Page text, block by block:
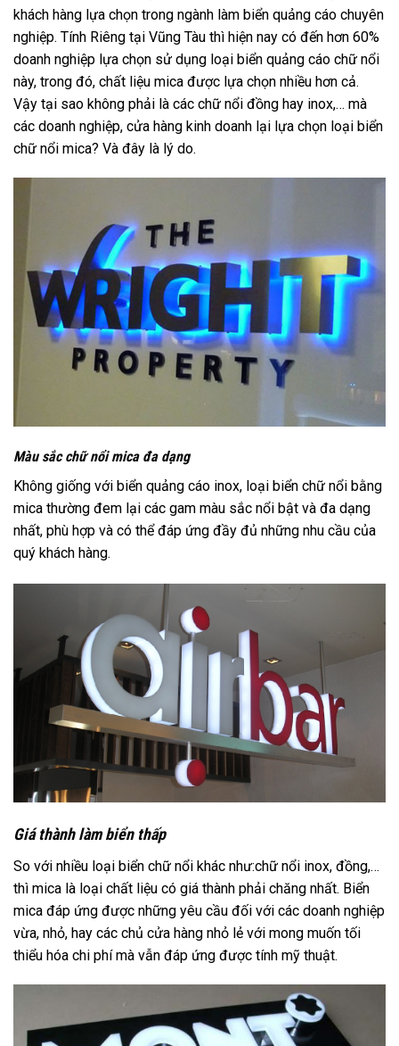
khách hàng lựa chọn trong ngành làm biển quảng cáo chuyên
nghiệp. Tính Riêng tại Vũng Tàu thì hiện nay có đến hơn 60%
doanh nghiệp lựa chọn sử dụng loại biển quảng cáo chữ nổi
này, trong đó, chất liệu mica được lựa chọn nhiều hơn cả.
Vậy tại sao không phải là các chữ nổi đồng hay inox,… mà
các doanh nghiệp, cửa hàng kinh doanh lại lựa chọn loại biển
chữ nổi mica? Và đây là lý do.
Màu sắc chữ nổi mica đa dạng
Không giống với biển quảng cáo inox, loại biển chữ nổi bằng
mica thường đem lại các gam màu sắc nổi bật và đa dạng
nhất, phù hợp và có thể đáp ứng đầy đủ những nhu cầu của
quý khách hàng.
Giá thành làm biển thấp
So với nhiều loại biển chữ nổi khác như:chữ nổi inox, đồng,…
thì mica là loại chất liệu có giá thành phải chăng nhất. Biển
mica đáp ứng được những yêu cầu đối với các doanh nghiệp
vừa, nhỏ, hay các chủ cửa hàng nhỏ lẻ với mong muốn tối
thiểu hóa chi phí mà vẫn đáp ứng được tính mỹ thuật.